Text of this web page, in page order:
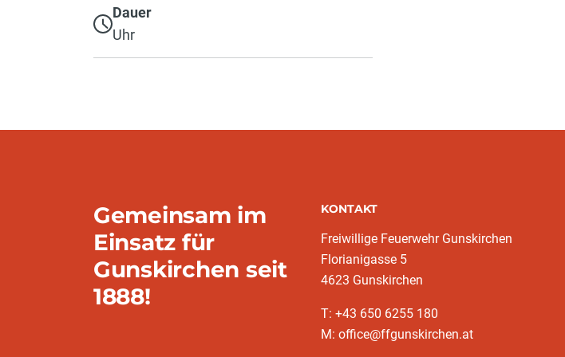
Dauer
Uhr
Gemeinsam im
Einsatz für
Gunskirchen seit
1888!
KONTAKT
Freiwillige Feuerwehr Gunskirchen
Florianigasse 5
4623 Gunskirchen
T: +43 650 6255 180
M: office@ffgunskirchen.at